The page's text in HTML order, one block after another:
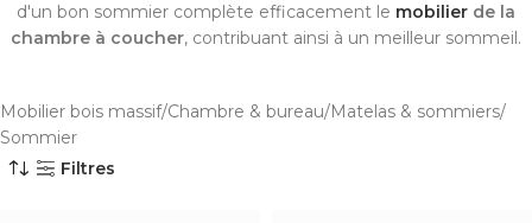
d'un bon sommier complète efficacement le mobilier de la
chambre à coucher, contribuant ainsi à un meilleur sommeil.
Mobilier bois massif Chambre & bureau Matelas & sommiers
Sommier
Filtres